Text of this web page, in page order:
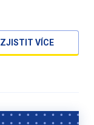
ZJISTIT VÍCE